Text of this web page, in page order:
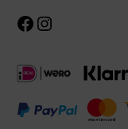
Facebook